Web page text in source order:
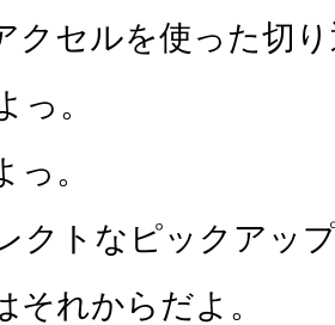
クセルを使った切
っ。
。
クトなピックアッ
それからだよ。